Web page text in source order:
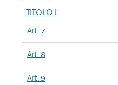
TITOLO I
Art. 7
Art. 8
Art. 9